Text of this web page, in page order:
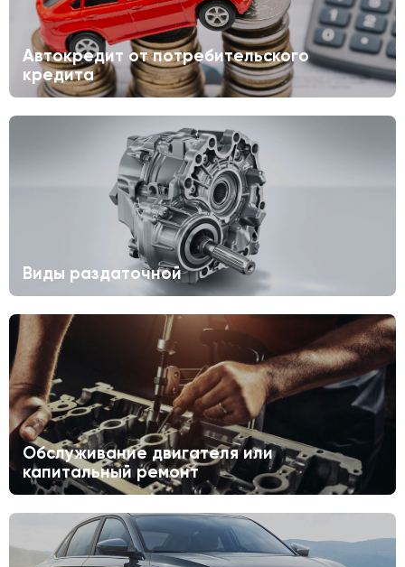
Автокредит от потребительского
кредита
Виды раздаточной
Обслуживание двигателя или
капитальный ремонт